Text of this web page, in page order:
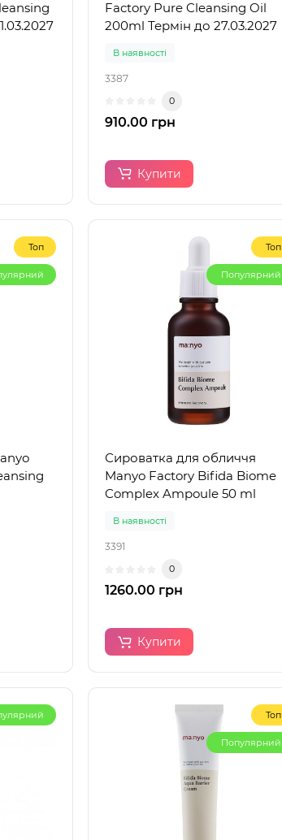
Factory Pure Cleansing Oil
200ml Термін до 27.03.2027
В наявності
3387
0
910.00 грн
Купити
Топ Топ
Популярний
Сироватка для обличчя
Manyo Factory Bifida Biome
Complex Ampoule 50 ml
В наявності
3391
0
1260.00 грн
Купити
Топ
Популярний